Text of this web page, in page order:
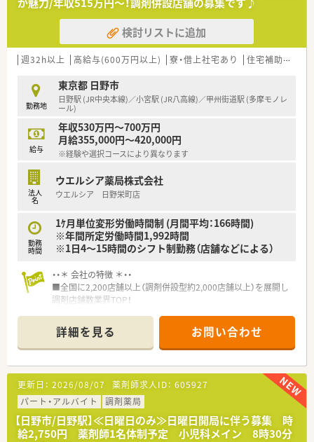
【募集背景と求める人物像について】
■体制強化に伴う急募案件となっており、組織の将来を担う新卒
採用を牽引していただける方を求めます。
■学生の気持ちに寄り添いながら、会社の魅力を分かりやすく伝
えられる柔軟な対応力のある方が向いています。
ができる方を歓迎いたします。
【法人特徴について】
■日野市や八王子市を中心とした東京多摩エリアに展開し、地域
密着で安定した経営を続けております。
■在宅医療や最新の調剤機器導入に注力し、患者様の安全と業務
効率化を推進している企業です。
て確固たる信頼を築いております。
検討リストに追加
週32h以上 高給与(600万円以上) 寮・借上社宅あり 住宅補助(手当)あり
勤務地
東京都 日野市
日野駅 (JR中央本線)／小宮駅 (JR八高線)／甲州街道駅 (多摩モノレ
ール)
給与
年収530万円～700万円
月給355,000円～420,000円
※経験や選択コースにより異なります
法人
名
ウエルシア薬局株式会社
ウエルシア 日野栄町店
勤務
時間
1ｹ月単位変形労働時間制 (月間平均：166時間)
※年間所定労働時間1,992時間
※1日4～15時間のシフト制勤務（店舗などによる）
・・＊ 会社の特徴 ＊・・
■全国に2,200店舗以上（調剤併設型約2,000店舗以上）を展開し
調剤店舗数業界TOP！
頑張り次第で高給与も可能！
■経験や勤務コースによりますが、経験の少ない方でも500万前
半スタートと業界TOP水準！
■職種や職域に合わせ、豊富な社内研修や外部組織と連携した研
修を用意されています
■薬剤師が中心の会社だからこそ活躍できるキャリアパスが多
種多様に用意されています。
■店舗拡大に伴い、エリアマネジャーや営業部長等のマネジメン
トのポジションも増えます。
■在宅や教育等の専門性を活かせるスペシャリストを目指すこ
詳細を見る お問い合わせ
更新日： 2026/08/07 薬剤師求人ID： 605927
パート・アルバイト
調剤薬局
【日野市/日野駅】≪日曜日のみ≫日曜日開局に伴う募集 時
給2,750円 薬剤師1名体制予定 小児科メイン 8時30分